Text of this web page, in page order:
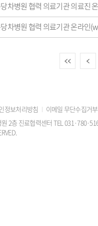
차병원 협력 의료기관 의료진
차병원 협력 의료기관 온라인
이
정보처리방침
이메일 무단수집거부
2층 진료협력센터 TEL